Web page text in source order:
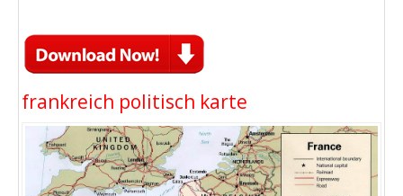
frankreich politisch karte